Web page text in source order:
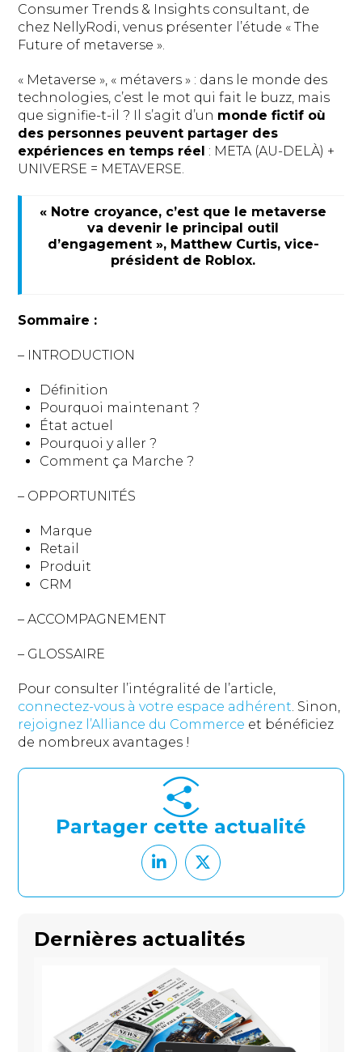
Consumer Trends & Insights consultant, de
chez NellyRodi, venus présenter l’étude « The
Future of metaverse ».
« Metaverse », « métavers » : dans le monde des
technologies, c’est le mot qui fait le buzz, mais
que signifie-t-il ? Il s’agit d’un monde fictif où
des personnes peuvent partager des
expériences en temps réel : META (AU-DELÀ) +
UNIVERSE = METAVERSE.
« Notre croyance, c’est que le metaverse
va devenir le principal outil
d’engagement », Matthew Curtis, vice-
président de Roblox.
Sommaire :
– INTRODUCTION
Définition
Pourquoi maintenant ?
État actuel
Pourquoi y aller ?
Comment ça Marche ?
– OPPORTUNITÉS
Marque
Retail
Produit
CRM
– ACCOMPAGNEMENT
– GLOSSAIRE
Pour consulter l’intégralité de l’article,
connectez-vous à votre espace adhérent . Sinon,
rejoignez l’Alliance du Commerce et bénéficiez
de nombreux avantages !
Partager cette actualité
Dernières actualités